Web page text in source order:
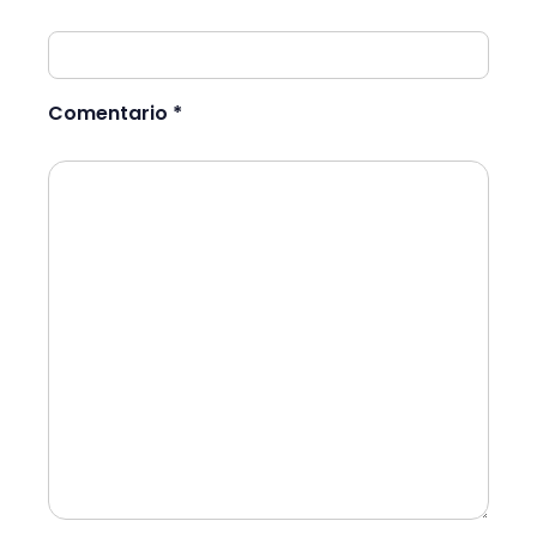
Comentario *